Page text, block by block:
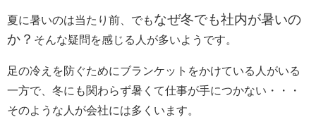
夏に暑いのは当たり前、でもなぜ冬でも社内が暑いの
か？ そんな疑問を感じる人が多いようです。
足の冷えを防ぐためにブランケットをかけている人がいる
一方で、冬にも関わらず暑くて仕事が手につかない・・・
そのような人が会社には多くいます。